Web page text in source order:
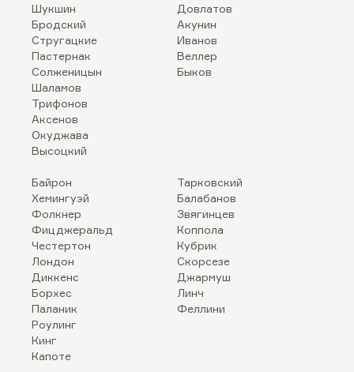
Шукшин
Бродский
Стругацкие
Пастернак
Солженицын
Шаламов
Трифонов
Аксенов
Окуджава
Высоцкий
Довлатов
Акунин
Иванов
Веллер
Быков
Байрон
Хемингуэй
Фолкнер
Фицджеральд
Честертон
Лондон
Диккенс
Борхес
Паланик
Роулинг
Кинг
Капоте
Тарковский
Балабанов
Звягинцев
Коппола
Кубрик
Скорсезе
Джармуш
Линч
Феллини